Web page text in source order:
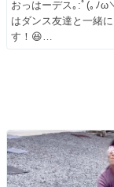
おっはーデス｡:ﾟ(｡ﾉω
はダンス友達と一緒
す！😆